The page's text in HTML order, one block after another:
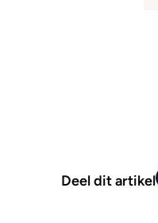
Deel dit artikel